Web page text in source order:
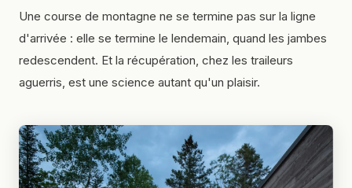
Une course de montagne ne se termine pas sur la ligne
d'arrivée : elle se termine le lendemain, quand les jambes
redescendent. Et la récupération, chez les traileurs
aguerris, est une science autant qu'un plaisir.